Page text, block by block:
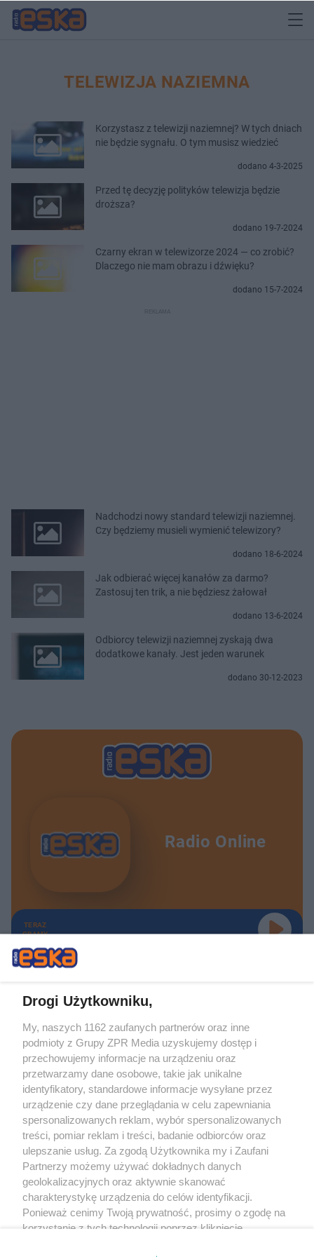
TELEWIZJA NAZIEMNA
Korzystasz z telewizji naziemnej? W tych dniach
nie będzie sygnału. O tym musisz wiedzieć
dodano 4-3-2025
Przed tę decyzję polityków telewizja będzie
droższa?
dodano 19-7-2024
Czarny ekran w telewizorze 2024 — co zrobić?
Dlaczego nie mam obrazu i dźwięku?
dodano 15-7-2024
Nadchodzi nowy standard telewizji naziemnej.
Czy będziemy musieli wymienić telewizory?
dodano 18-6-2024
Jak odbierać więcej kanałów za darmo?
Zastosuj ten trik, a nie będziesz żałował
dodano 13-6-2024
Odbiorcy telewizji naziemnej zyskają dwa
dodatkowe kanały. Jest jeden warunek
dodano 30-12-2023
Radio Online
TERAZ
GRAMY
Żaden utwór zamieszczony w serwisie nie może być powielany i
rozpowszechniany lub dalej rozpowszechniany w jakikolwiek sposób (w
tym także elektroniczny lub mechaniczny) na jakimkolwiek polu
eksploatacji w jakiejkolwiek formie, włącznie z umieszczaniem w Internecie
bez pisemnej zgody właściciela praw. Jakiekolwiek użycie lub
wykorzystanie utworów w całości lub w części z naruszeniem prawa, tzn.
bez właściwej zgody, jest zabronione pod groźbą kary i może być ścigane
prawnie.
O nas
Drogi Użytkowniku,
My, naszych 1162 zaufanych partnerów oraz inne
podmioty z Grupy ZPR Media uzyskujemy dostęp i
przechowujemy informacje na urządzeniu oraz
przetwarzamy dane osobowe, takie jak unikalne
identyfikatory, standardowe informacje wysyłane przez
urządzenie czy dane przeglądania w celu zapewniania
spersonalizowanych reklam, wybór spersonalizowanych
treści, pomiar reklam i treści, badanie odbiorców oraz
ulepszanie usług. Za zgodą Użytkownika my i Zaufani
Partnerzy możemy używać dokładnych danych
geolokalizacyjnych oraz aktywnie skanować
charakterystykę urządzenia do celów identyfikacji.
Ponieważ cenimy Twoją prywatność, prosimy o zgodę na
korzystanie z tych technologii poprzez kliknięcie